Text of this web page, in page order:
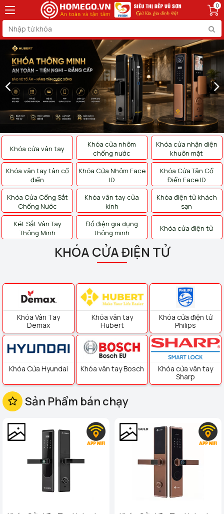
0
Khóa cửa vân tay
Khóa cửa nhôm
chống nước
Khóa cửa nhận diện
khuôn mặt
Khóa vân tay tân cổ
điển
Khóa Cửa Nhôm Face
ID
Khóa Cửa Tân Cổ
Điển Face ID
Khóa Cửa Cổng Sắt
Chống Nước
Khóa vân tay cửa
kính
Khóa điện tử khách
sạn
Két Sắt Vân Tay
Thông Minh
Đồ điện gia dụng
thông minh
Khóa cửa điện tử
KHÓA CỬA ĐIỆN TỬ
Khóa Vân Tay
Demax
Khóa Cửa Hyundai
Khóa vân tay
Hubert
Khóa vân tay Bosch
Khóa cửa điện tử
Philips
Khóa cửa vân tay
Sharp
Sản Phẩm bán chạy